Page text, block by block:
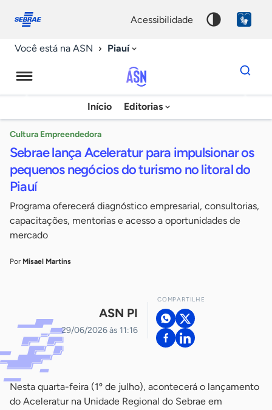
conosco
acessibilidade
Você está na ASN Piauí
Agência
Sebrae
Notícias
Início Editorias
Dados
para
chave
Cultura Empreendedora
Sebrae lança Aceleratur para impulsionar os
pequenos negócios do turismo no litoral do
Piauí
Programa oferecerá diagnóstico empresarial, consultorias,
capacitações, mentorias e acesso a oportunidades de
mercado
Por Misael Martins
ASN PI
29/06/2026 às 11:16
COMPARTILHE
Nesta quarta-feira (1º de julho), acontecerá o lançamento
do Aceleratur na Unidade Regional do Sebrae em